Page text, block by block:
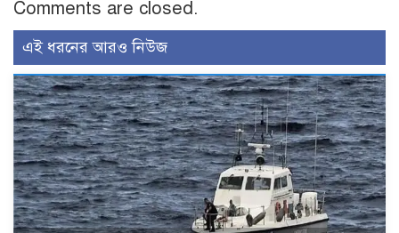
Comments are closed.
এই ধরনের আরও নিউজ